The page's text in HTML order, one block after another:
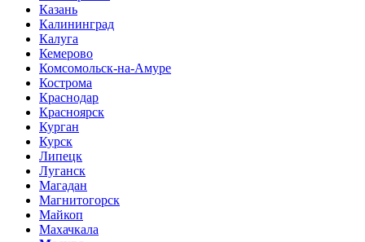
Казань
Калининград
Калуга
Кемерово
Комсомольск-на-Амуре
Кострома
Краснодар
Красноярск
Курган
Курск
Липецк
Луганск
Магадан
Магнитогорск
Майкоп
Махачкала